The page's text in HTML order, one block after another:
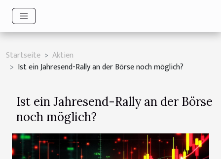
Startseite
Aktien
Ist ein Jahresend-Rally an der Börse noch möglich?
Ist ein Jahresend-Rally an der Börse
noch möglich?